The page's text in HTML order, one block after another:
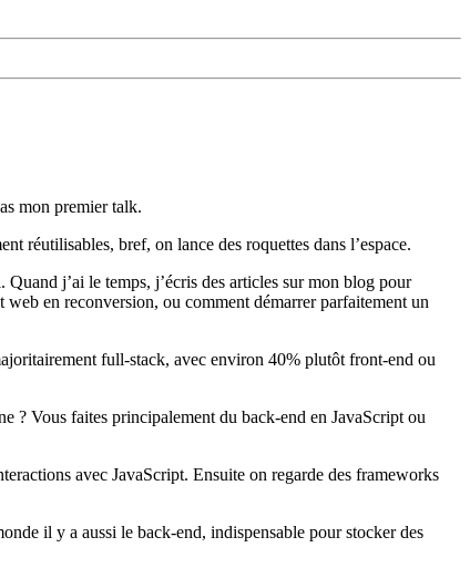
mon premier talk.
réutilisables, bref, on lance des roquettes dans l’espace.
j’ai le temps, j’écris des articles sur mon blog pour
en reconversion, ou comment démarrer parfaitement un
full‑stack, avec environ 40% plutôt front‑end ou
? Vous faites principalement du back‑end en JavaScript ou
avec JavaScript. Ensuite on regarde des frameworks
il y a aussi le back‑end, indispensable pour stocker des